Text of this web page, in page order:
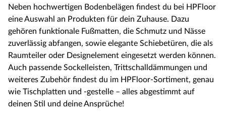
Neben hochwertigen Bodenbelägen findest du bei HPFloor
eine Auswahl an Produkten für dein Zuhause. Dazu
gehören funktionale Fußmatten, die Schmutz und Nässe
zuverlässig abfangen, sowie elegante Schiebetüren, die als
Raumteiler oder Designelement eingesetzt werden können.
Auch passende Sockelleisten, Trittschalldämmungen und
weiteres Zubehör findest du im HPFloor-Sortiment, genau
wie Tischplatten und -gestelle – alles abgestimmt auf
deinen Stil und deine Ansprüche!